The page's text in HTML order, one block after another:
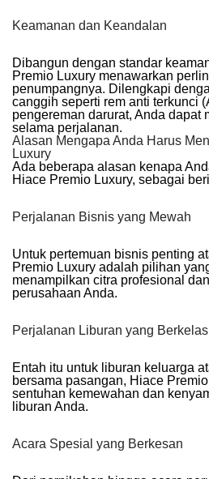
Keamanan dan Keandalan
Dibangun dengan standar
Premio Luxury menawarkan
penumpangnya. Dilengkapi
canggih seperti rem anti terkunci
pengereman darurat, Anda dapat
selama perjalanan.
Alasan Mengapa Anda Harus
Luxury
Ada beberapa alasan kenapa
Hiace Premio Luxury, sebagai
Perjalanan Bisnis yang Mewah
Untuk pertemuan bisnis penting
Premio Luxury adalah pilihan
menampilkan citra profesional
perusahaan Anda.
Perjalanan Liburan yang Berkelas
Entah itu untuk liburan keluarga
bersama pasangan, Hiace
sentuhan kemewahan dan
liburan Anda.
Acara Spesial yang Berkesan